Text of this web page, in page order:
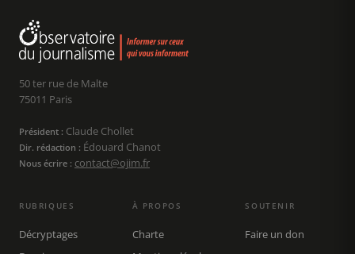
50 ter rue de Malte
75011 Paris
Président : Claude Chollet
Dir. rédaction : Édouard Chanot
Nous écrire : contact@ojim.fr
RUBRIQUES
Décryptages
À PROPOS
Charte
SOUTENIR
Faire un don